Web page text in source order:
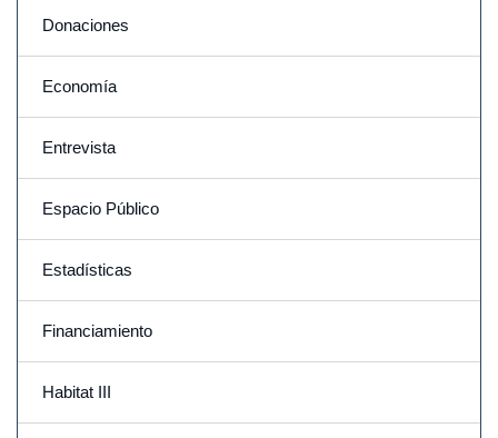
Donaciones
Economía
Entrevista
Espacio Público
Estadísticas
Financiamiento
Habitat III